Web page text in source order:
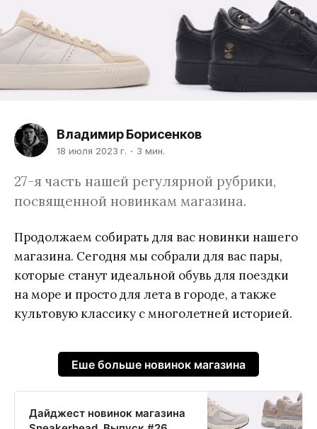
Владимир Борисенков
18 июля 2023 г. 3 мин.
27-я часть нашей регулярной рубрики,
посвященной новинкам магазина.
Продолжаем собирать для вас новинки нашего
магазина. Сегодня мы собрали для вас пары,
которые станут идеальной обувь для поездки
на море и просто для лета в городе, а также
культовую классику с многолетней историей.
Еше больше новинок магазина
Дайджест новинок магазина